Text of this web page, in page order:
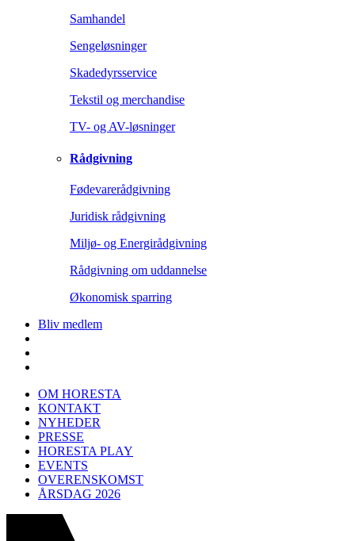
Samhandel
Sengeløsninger
Skadedyrsservice
Tekstil og merchandise
TV- og AV-løsninger
Rådgivning
Fødevarerådgivning
Juridisk rådgivning
Miljø- og Energirådgivning
Rådgivning om uddannelse
Økonomisk sparring
Bliv medlem
OM HORESTA
KONTAKT
NYHEDER
PRESSE
HORESTA PLAY
EVENTS
OVERENSKOMST
ÅRSDAG 2026